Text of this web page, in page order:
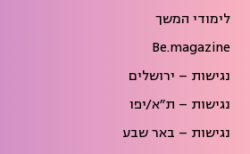
לימודי המשך
Be.magazine
נגישות – ירושלים
נגישות – ת״א/יפו
נגישות – באר שבע